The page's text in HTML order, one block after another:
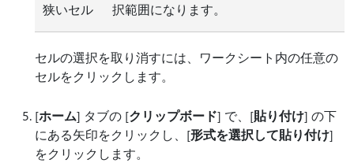
狭いセル
択範囲になります。
セルの選択を取り消すには、ワークシート内の任意の
セルをクリックします。
[ホーム] タブの [クリップボード] で、[貼り付け] の下
にある矢印をクリックし、[形式を選択して貼り付け]
をクリックします。